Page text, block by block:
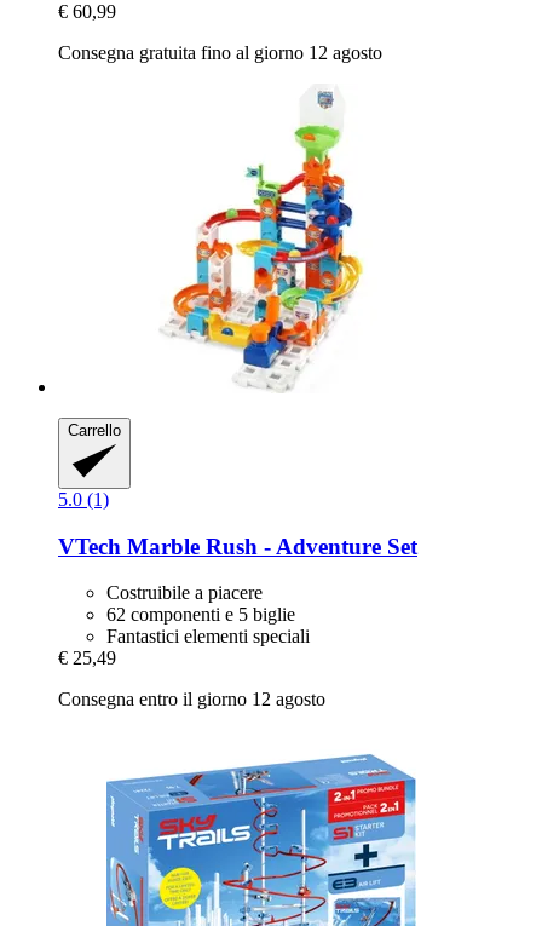
€ 60,99
Consegna gratuita fino al giorno 12 agosto
Carrello
5.0 (1)
VTech Marble Rush -​ Adventure Set
Costruibile a piacere
62 componenti e 5 biglie
Fantastici elementi speciali
€ 25,49
Consegna entro il giorno 12 agosto